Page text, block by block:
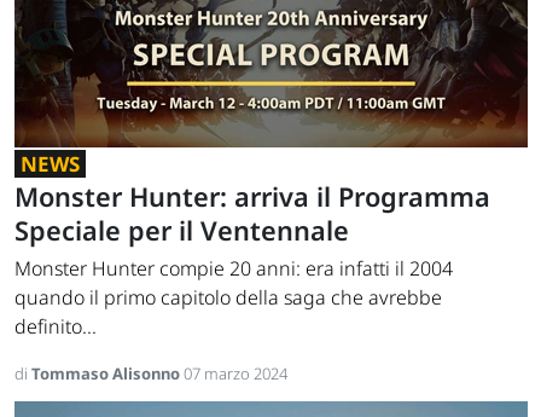
NEWS
Monster Hunter: arriva il Programma
Speciale per il Ventennale
Monster Hunter compie 20 anni: era infatti il 2004
quando il primo capitolo della saga che avrebbe
definito...
di Tommaso Alisonno07 marzo 2024